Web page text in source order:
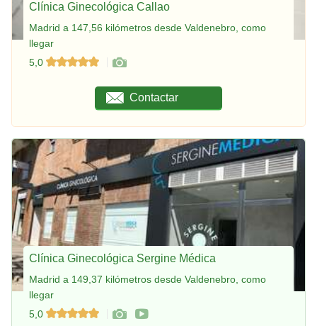
Clínica Ginecológica Callao
Madrid a 147,56 kilómetros desde Valdenebro, como
llegar
5,0
Contactar
Clínica Ginecológica Sergine Médica
Madrid a 149,37 kilómetros desde Valdenebro, como
llegar
5,0